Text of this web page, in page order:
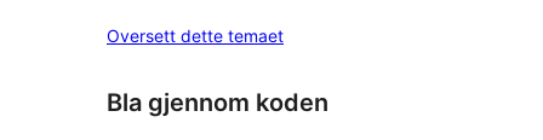
Oversett dette temaet
Bla gjennom koden